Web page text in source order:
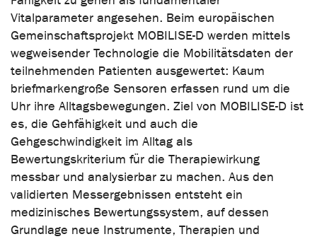
Vitalparameter angesehen. Beim europäischen
Gemeinschaftsprojekt MOBILISE-D werden mittels
wegweisender Technologie die Mobilitätsdaten der
teilnehmenden Patienten ausgewertet: Kaum
briefmarkengroße Sensoren erfassen rund um die
Uhr ihre Alltagsbewegungen. Ziel von MOBILISE-D ist
es, die Gehfähigkeit und auch die
Gehgeschwindigkeit im Alltag als
Bewertungskriterium für die Therapiewirkung
messbar und analysierbar zu machen. Aus den
validierten Messergebnissen entsteht ein
medizinisches Bewertungssystem, auf dessen
Grundlage neue Instrumente, Therapien und